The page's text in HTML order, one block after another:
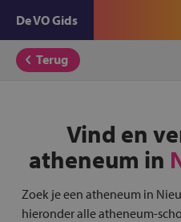
De VO Gids
Terug
Vind en
atheneum in
Zoek je een atheneum in
hieronder alle atheneum-